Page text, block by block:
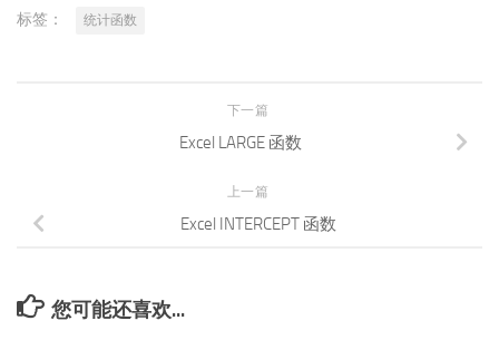
标签： 统计函数
下一篇
Excel LARGE 函数
上一篇
Excel INTERCEPT 函数
您可能还喜欢...